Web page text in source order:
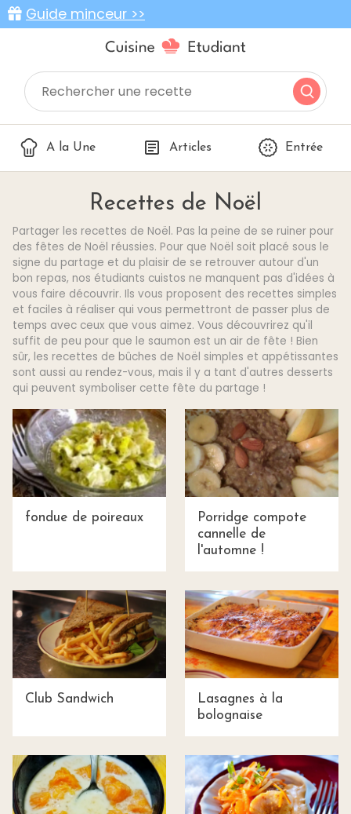
Guide minceur >>
A la Une Articles Entrée
Recettes de Noël
Partager les recettes de Noël. Pas la peine de se ruiner pour
des fêtes de Noël réussies. Pour que Noël soit placé sous le
signe du partage et du plaisir de se retrouver autour d'un
bon repas, nos étudiants cuistos ne manquent pas d'idées à
vous faire découvrir. Ils vous proposent des recettes simples
et faciles à réaliser qui vous permettront de passer plus de
temps avec ceux que vous aimez. Vous découvrirez qu'il
suffit de peu pour que le saumon est un air de fête ! Bien
sûr, les recettes de bûches de Noël simples et appétissantes
sont aussi au rendez-vous, mais il y a tant d'autres desserts
qui peuvent symboliser cette fête du partage !
fondue de poireaux
Porridge compote
cannelle de
l'automne !
Club Sandwich
Lasagnes à la
bolognaise